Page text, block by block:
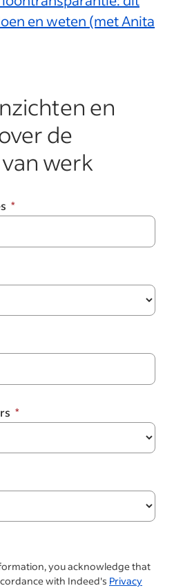
en weten (met Anita
en
de
werk
you acknowledge that
with Indeed's Privacy